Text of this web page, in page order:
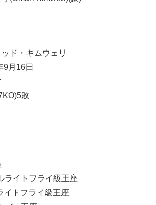
ド・キムウェリ
9月16日
敗
ライトフライ級王座
イトフライ級王座